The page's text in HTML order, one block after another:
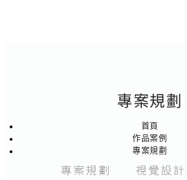
專案規劃
首頁
作品案例
專案規劃
專案規劃 視覺設計